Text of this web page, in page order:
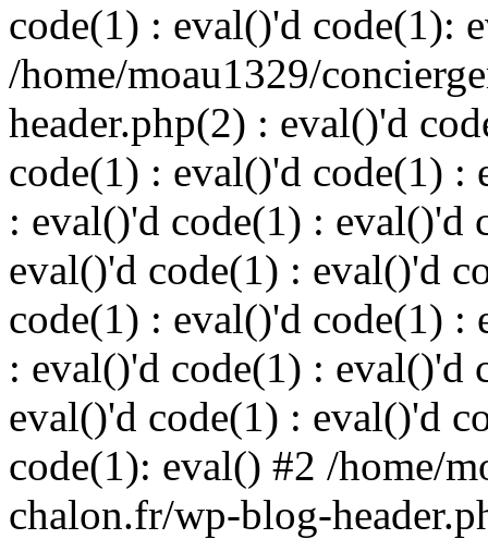
code(1) : eval()'d code(1):
/home/moau1329/
header.php(2) : eval()'d
code(1) : eval()'d code(1) :
: eval()'d code(1) : eval()'d
eval()'d code(1) : eval()'d
code(1) : eval()'d code(1) :
: eval()'d code(1) : eval()'d
eval()'d code(1) : eval()'d
code(1): eval() #2 /home/
chalon.fr/wp-blog-